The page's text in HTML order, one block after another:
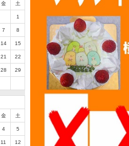
金 土
1
7 8
14 15
21 22
28 29
金 土
4 5
11 12